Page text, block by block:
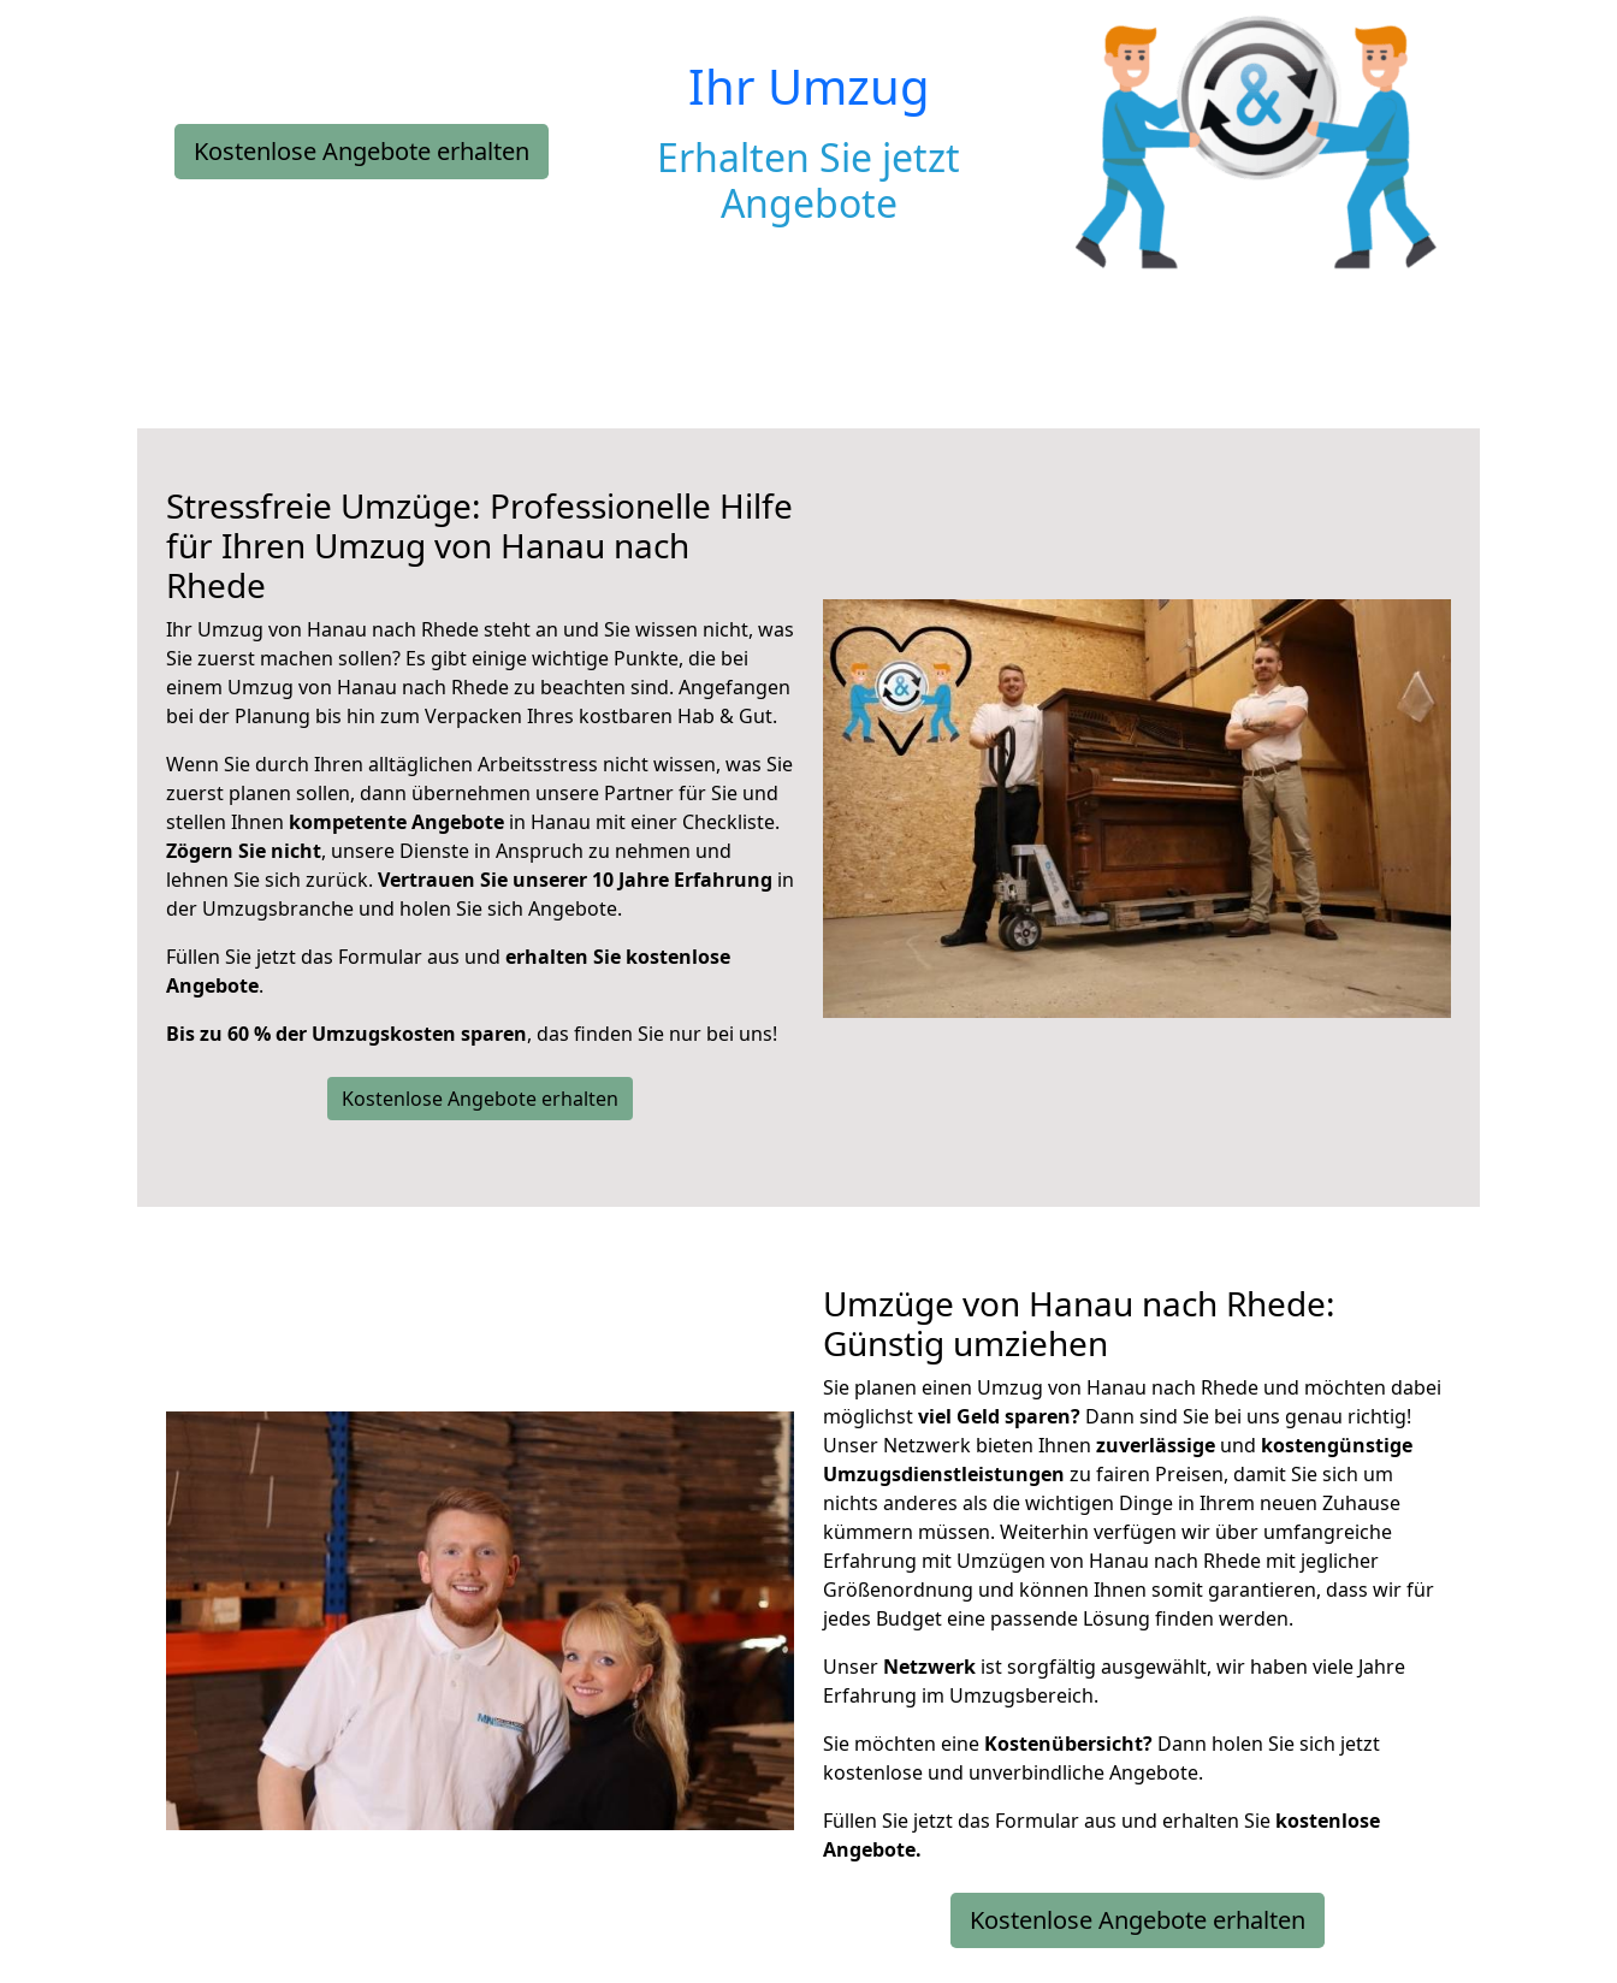
Kostenlose Angebote erhalten
Ihr Umzug
Erhalten Sie jetzt
Angebote
Stressfreie Umzüge: Professionelle Hilfe
für Ihren Umzug von Hanau nach
Rhede
Ihr Umzug von Hanau nach Rhede steht an und Sie wissen nicht, was
Sie zuerst machen sollen? Es gibt einige wichtige Punkte, die bei
einem Umzug von Hanau nach Rhede zu beachten sind. Angefangen
bei der Planung bis hin zum Verpacken Ihres kostbaren Hab & Gut.
Wenn Sie durch Ihren alltäglichen Arbeitsstress nicht wissen, was Sie
zuerst planen sollen, dann übernehmen unsere Partner für Sie und
stellen Ihnen kompetente Angebote in Hanau mit einer Checkliste.
Zögern Sie nicht, unsere Dienste in Anspruch zu nehmen und
lehnen Sie sich zurück. Vertrauen Sie unserer 10 Jahre Erfahrung in
der Umzugsbranche und holen Sie sich Angebote.
Füllen Sie jetzt das Formular aus und erhalten Sie kostenlose
Angebote.
Bis zu 60 % der Umzugskosten sparen, das finden Sie nur bei uns!
Kostenlose Angebote erhalten
Umzüge von Hanau nach Rhede:
Günstig umziehen
Sie planen einen Umzug von Hanau nach Rhede und möchten dabei
möglichstviel Geld sparen? Dann sind Sie bei uns genau richtig!
Unser Netzwerk bieten Ihnen zuverlässige und kostengünstige
Umzugsdienstleistungen zu fairen Preisen, damit Sie sich um
nichts anderes als die wichtigen Dinge in Ihrem neuen Zuhause
kümmern müssen. Weiterhin verfügen wir über umfangreiche
Erfahrung mit Umzügen von Hanau nach Rhede mit jeglicher
Größenordnung und können Ihnen somit garantieren, dass wir für
jedes Budget eine passende Lösung finden werden.
Unser Netzwerk ist sorgfältig ausgewählt, wir haben viele Jahre
Erfahrung im Umzugsbereich.
Sie möchten eine Kostenübersicht? Dann holen Sie sich jetzt
kostenlose und unverbindliche Angebote.
Füllen Sie jetzt das Formular aus und erhalten Sie kostenlose
Angebote.
Kostenlose Angebote erhalten